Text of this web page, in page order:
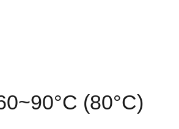
(80°C)